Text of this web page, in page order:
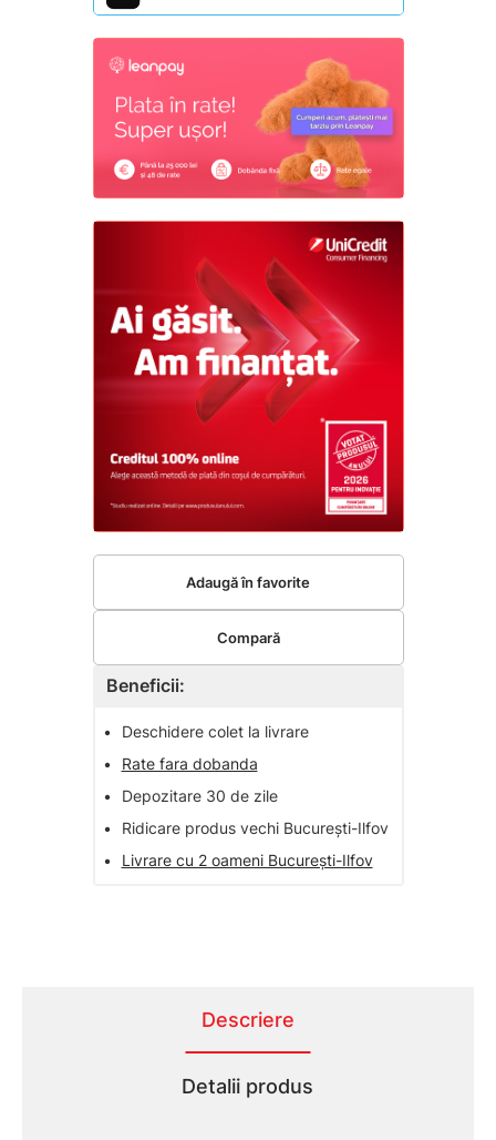
Beneficii:
•
Deschidere colet la livrare
•
Rate fara dobanda
•
Depozitare 30 de zile
•
Ridicare produs vechi București-Ilfov
•
Livrare cu 2 oameni București-Ilfov
Adaugă în favorite
Compară
Descriere
Detalii produs